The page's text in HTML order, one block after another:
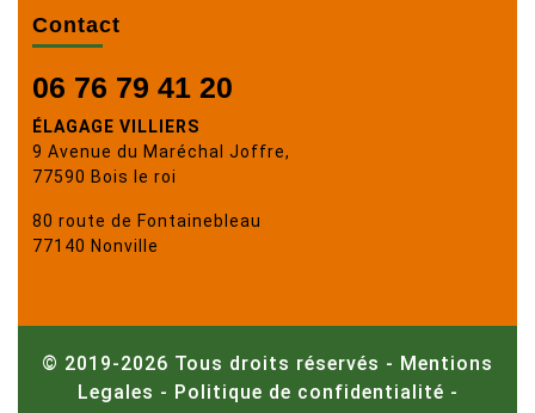
Contact
06 76 79 41 20
ÉLAGAGE VILLIERS
9 Avenue du Maréchal Joffre,
77590 Bois le roi
80 route de Fontainebleau
77140 Nonville
© 2019-2026 Tous droits réservés - Mentions
Legales - Politique de confidentialité -